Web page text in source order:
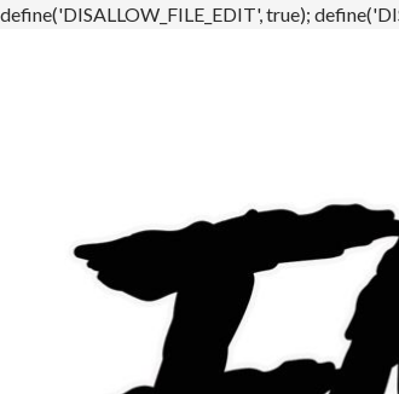
define('DISALLOW_FILE_EDIT', true);